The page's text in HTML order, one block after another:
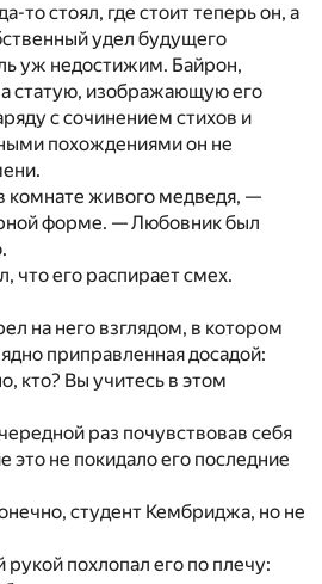
то стоял, где стоит теперь он, а
удел будущего
уж недостижим. Байрон,
статую, изображающую его
с сочинением стихов и
похождениями он не
комнате живого медведя, —
форме. — Любовник был
что его распирает смех.
на него взглядом, в котором
приправленная досадой:
кто? Вы учитесь в этом
раз почувствовав себя
не покидало его последние
студент Кембриджа, но не
похлопал его по плечу: